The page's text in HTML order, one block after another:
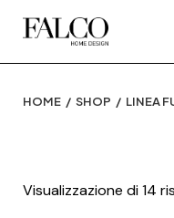
HOME SHOP LINEA
Visualizzazione di 14